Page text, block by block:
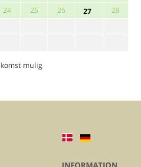
24 25 26 27 28
mulig
INFORMATION